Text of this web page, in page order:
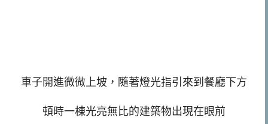
車子開進微微上坡，隨著燈光指引來到餐廳下方
頓時一棟光亮無比的建築物出現在眼前